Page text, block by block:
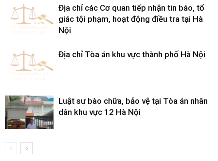
Địa chỉ các Cơ quan tiếp nhận tin báo, tố
giác tội phạm, hoạt động điều tra tại Hà
Nội
Địa chỉ Tòa án khu vực thành phố Hà Nội
Luật sư bào chữa, bảo vệ tại Tòa án nhân
dân khu vực 12 Hà Nội